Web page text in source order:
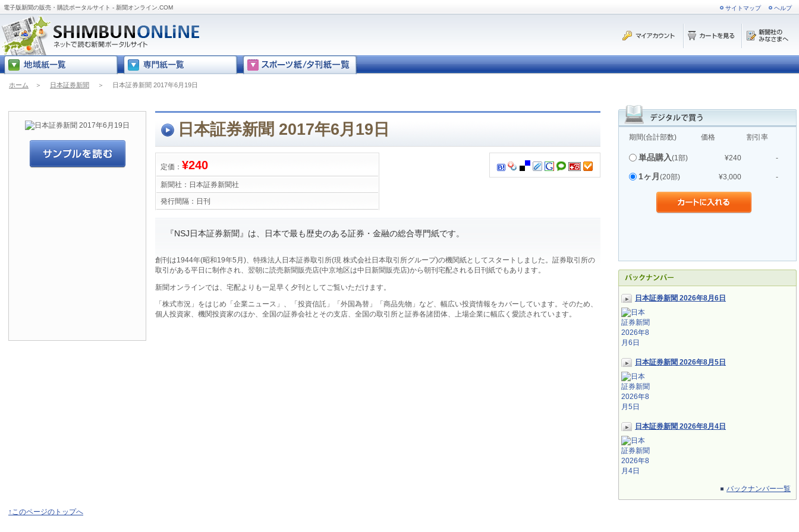
電子版新聞の販売・購読ポータルサイト - 新聞オンライン.COM サイトマップ ヘルプ
ホーム ＞ 日本証券新聞 ＞ 日本証券新聞 2017年6月19日
期間(合計部数) 価格 割引率
単品購入(1部) ¥240 -
1ヶ月 (20部) ¥3,000 -
日本証券新聞 2026年8月6日
日本証券新聞 2026年8月5日
日本証券新聞 2026年8月4日
バックナンバー一覧
日本証券新聞 2017年6月19日
定価： ¥240
新聞社： 日本証券新聞社
発行間隔： 日刊
『NSJ日本証券新聞』は、日本で最も歴史のある証券・金融の総合専門紙です。
創刊は1944年(昭和19年5月)、特殊法人日本証券取引所(現 株式会社日本取引所グループ)の機関紙としてスタートしました。証券取引所の
取引がある平日に制作され、翌朝に読売新聞販売店(中京地区は中日新聞販売店)から朝刊宅配される日刊紙でもあります。
新聞オンラインでは、宅配よりも一足早く夕刊としてご覧いただけます。
「株式市況」をはじめ「企業ニュース」、「投資信託」「外国為替」「商品先物」など、幅広い投資情報をカバーしています。そのため、
個人投資家、機関投資家のほか、全国の証券会社とその支店、全国の取引所と証券各諸団体、上場企業に幅広く愛読されています。
↑このページのトップへ